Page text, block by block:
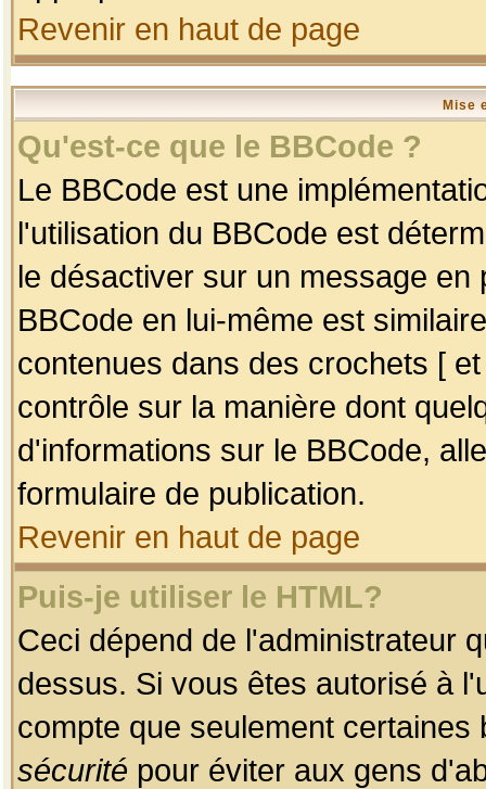
Revenir en haut de page
Mise
Qu'est-ce que le BBCode ?
Le BBCode est une
l'utilisation du BBCode est
le désactiver sur un message
BBCode en lui-même est
contenues dans des crochets [
contrôle sur la manière dont
d'informations sur le BBCode,
formulaire de publication.
Revenir en haut de page
Puis-je utiliser le HTML?
Ceci dépend de l'administrateur
dessus. Si vous êtes autorisé à
compte que seulement
sécurité pour éviter aux gens